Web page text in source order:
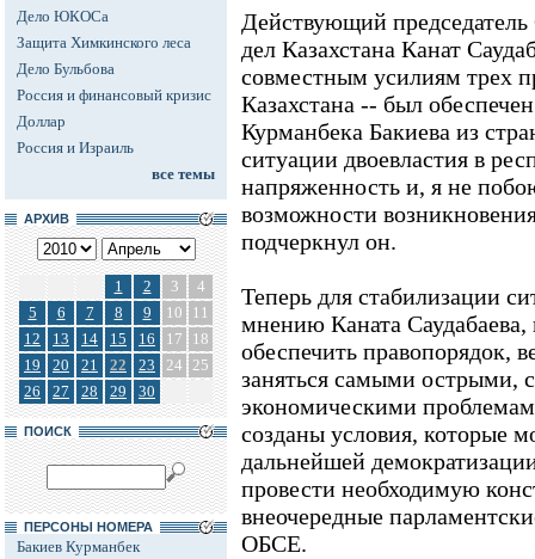
Дело ЮКОСа
Защита Химкинского леса
Дело Бульбова
Россия и финансовый кризис
Доллар
Россия и Израиль
все темы
АРХИВ
1 2 3
4
5
6 7 8 9 10
11
12
13 14 15 16 17
18
19
20 21 22 23 24 25
26
27 28 29 30
ПОИСК
ПЕРСОНЫ НОМЕРА
Бакиев Курманбек
Действующий
дел Казахстана Канат
совместным усилиям трех
Казахстана -- был
Курманбека Бакиева из
ситуации двоевластия в
напряженность и, я не
возможности
подчеркнул он.
Теперь для стабилизации
мнению Каната Саудабаева,
обеспечить правопорядок,
заняться самыми
экономическими
созданы условия, которые
дальнейшей
провести необходимую
внеочередные
ОБСЕ.